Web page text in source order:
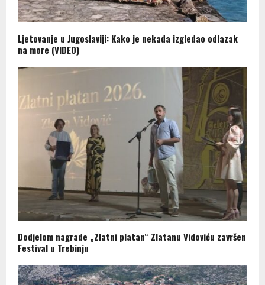
Ljetovanje u Jugoslaviji: Kako je nekada izgledao odlazak
na more (VIDEO)
Dodjelom nagrade „Zlatni platan“ Zlatanu Vidoviću završen
Festival u Trebinju